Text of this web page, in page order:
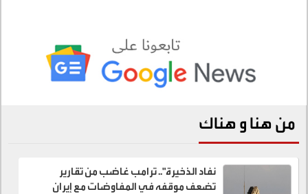
من هنا و هناك
نفاد الذخيرة".. ترامب غاضب من تقارير
تضعف موقفه في المفاوضات مع إيران